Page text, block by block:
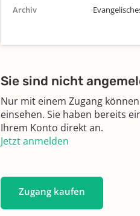
Archiv
Sie sind nicht
Nur mit einem Zugang
einsehen. Sie haben bereits
Ihrem Konto direkt an.
Jetzt anmelden
Zugang kaufen